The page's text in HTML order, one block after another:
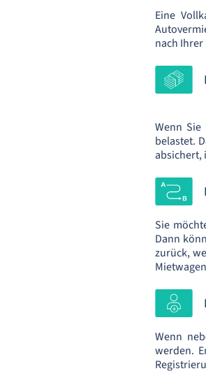
Eine
nach
Wenn
belastet.
absichert,
Sie
Dann
zurück,
Wenn
werden.